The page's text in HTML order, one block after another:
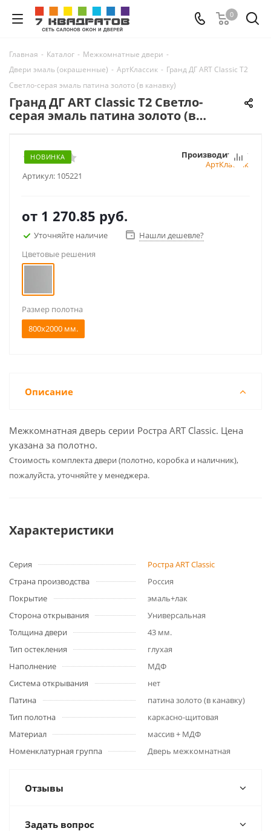
0
Главная - Каталог - Межкомнатные двери -
Двери эмаль (окрашенные) - АртКлассик - Гранд ДГ ART Classic Т2
Светло-серая эмаль патина золото (в канавку)
Гранд ДГ ART Classic Т2 Светло-
серая эмаль патина золото (в
НОВИНКА
Артикул: 105221
Производитель:
АртКлассик
от 1 270.85 руб.
Уточняйте наличие
Нашли дешевле?
Цветовые решения
Размер полотна
800x2000 мм.
Описание
Межкомнатная дверь серии Ростра ART Classic. Цена
указана за полотно.
Cтоимость комплекта двери (полотно, коробка и наличник),
пожалуйста, уточняйте у менеджера.
Характеристики
Серия
Ростра ART Classic
Страна производства
Россия
Покрытие
эмаль+лак
Сторона открывания
Универсальная
Толщина двери
43 мм.
Тип остекления
глухая
Наполнение
МДФ
Система открывания
нет
Патина
патина золото (в канавку)
Тип полотна
каркасно-щитовая
Материал
массив + МДФ
Номенклатурная группа
Дверь межкомнатная
Отзывы
Задать вопрос